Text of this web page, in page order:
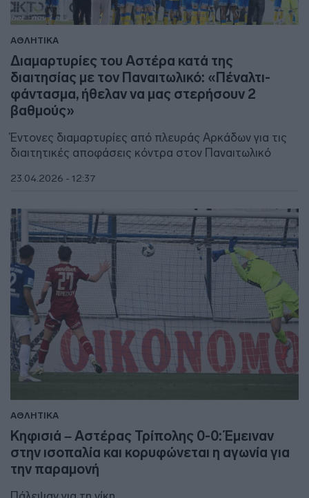
ΑΘΛΗΤΙΚΑ
Διαμαρτυρίες του Αστέρα κατά της
διαιτησίας με τον Παναιτωλικό: «Πέναλτι-
φάντασμα, ήθελαν να μας στερήσουν 2
βαθμούς»
Έντονες διαμαρτυρίες από πλευράς Αρκάδων για τις
διαιτητικές αποφάσεις κόντρα στον Παναιτωλικό
23.04.2026 - 12:37
ΑΘΛΗΤΙΚΑ
Κηφισιά – Αστέρας Τρίπολης 0-0: Έμειναν
στην ισοπαλία και κορυφώνεται η αγωνία για
την παραμονή